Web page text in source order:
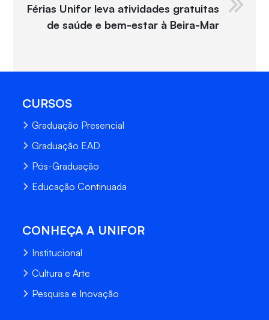
Férias Unifor leva atividades gratuitas
de saúde e bem-estar à Beira-Mar
CURSOS
Graduação Presencial
Graduação EAD
Pós-Graduação
Educação Continuada
CONHEÇA A UNIFOR
Institucional
Cultura e Arte
Pesquisa e Inovação